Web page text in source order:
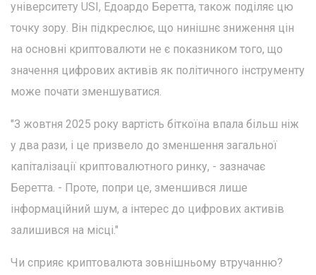
університету USI, Едоардо Беретта, також поділяє цю
точку зору. Він підкреслює, що нинішнє зниження цін
на основні криптовалюти не є показником того, що
значення цифрових активів як політичного інструменту
може почати зменшуватися.
"З жовтня 2025 року вартість біткоїна впала більш ніж
у два рази, і це призвело до зменшення загальної
капіталізації криптовалютного ринку, - зазначає
Беретта. - Проте, попри це, зменшився лише
інформаційний шум, а інтерес до цифрових активів
залишився на місці."
Чи сприяє криптовалюта зовнішньому втручанню?